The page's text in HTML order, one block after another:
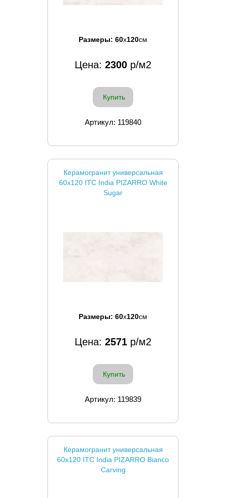
Размеры: 60x120см
Цена: 2300 р/м2
Купить
Артикул: 119840
Керамогранит универсальная
60x120 ITC India PIZARRO White
Sugar
Размеры: 60x120см
Цена: 2571 р/м2
Купить
Артикул: 119839
Керамогранит универсальная
60x120 ITC India PIZARRO Bianco
Carving